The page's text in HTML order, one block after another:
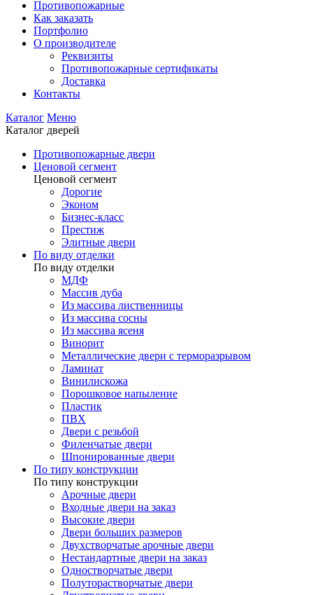
Противопожарные
Как заказать
Портфолио
О производителе
Реквизиты
Противопожарные сертификаты
Доставка
Контакты
Каталог Меню
Каталог дверей
Противопожарные двери
Ценовой сегмент
Ценовой сегмент
Дорогие
Эконом
Бизнес-класс
Престиж
Элитные двери
По виду отделки
По виду отделки
МДФ
Массив дуба
Из массива лиственницы
Из массива сосны
Из массива ясеня
Винорит
Металлические двери с терморазрывом
Ламинат
Винилискожа
Порошковое напыление
Пластик
ПВХ
Двери с резьбой
Филенчатые двери
Шпонированные двери
По типу конструкции
По типу конструкции
Арочные двери
Входные двери на заказ
Высокие двери
Двери больших размеров
Двухстворчатые арочные двери
Нестандартные двери на заказ
Одностворчатые двери
Полуторастворчатые двери